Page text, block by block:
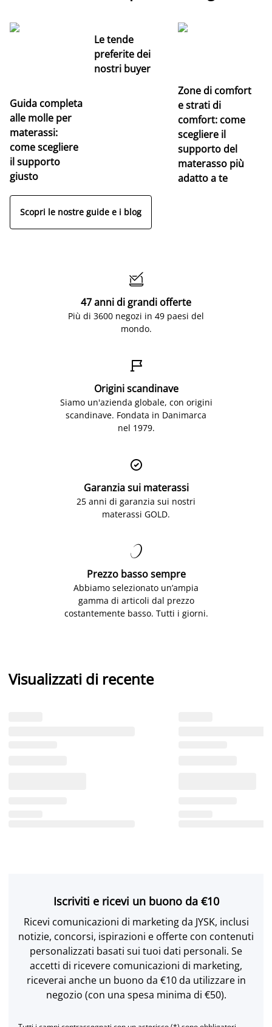
Guida completa
alle molle per
materassi:
come scegliere
il supporto
giusto
Le tende
preferite dei
nostri buyer
Zone di comfort
e strati di
comfort: come
scegliere il
supporto del
materasso più
adatto a te
Scopri le nostre guide e i blog

47 anni di grandi offerte
Più di 3600 negozi in 49 paesi del
mondo.

Origini scandinave
Siamo un'azienda globale, con origini
scandinave. Fondata in Danimarca
nel 1979.

Garanzia sui materassi
25 anni di garanzia sui nostri
materassi GOLD.

Prezzo basso sempre
Abbiamo selezionato un’ampia
gamma di articoli dal prezzo
costantemente basso. Tutti i giorni.
Visualizzati di recente
Iscriviti e ricevi un buono da €10
Ricevi comunicazioni di marketing da JYSK, inclusi
notizie, concorsi, ispirazioni e offerte con contenuti
personalizzati basati sui tuoi dati personali. Se
accetti di ricevere comunicazioni di marketing,
riceverai anche un buono da €10 da utilizzare in
negozio (con una spesa minima di €50).